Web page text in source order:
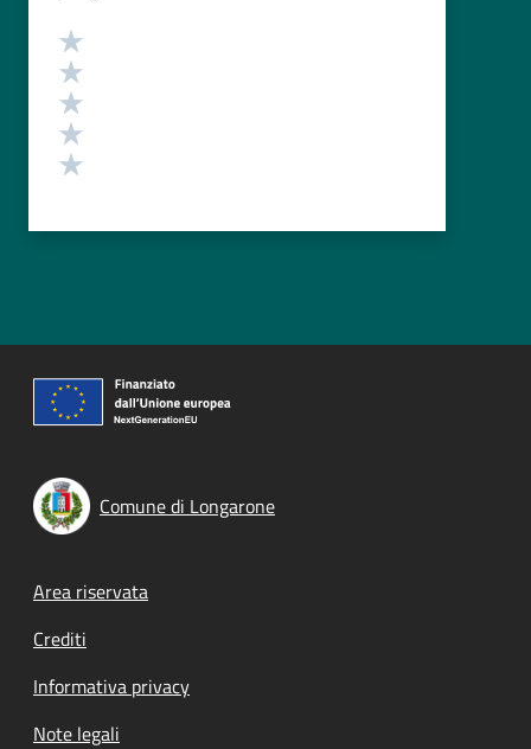
Valutazione
Comune di Longarone
Footer menu
Area riservata
Crediti
Informativa privacy
Note legali